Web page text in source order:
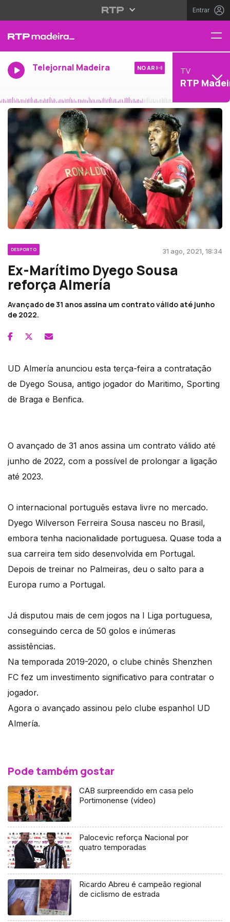
Entrar
Telejornal Madeira NO AR TV
RTP
DESPORTO 31 ago, 2021, 18:34
Ex-Marítimo Dyego Sousa
reforça Almería
Avançado de 31 anos assina um contrato válido até junho
de 2022.
UD Almería anunciou esta terça-feira a contratação
de Dyego Sousa, antigo jogador do Maritimo, Sporting
de Braga e Benfica.
O avançado de 31 anos assina um contrato válido até
junho de 2022, com a possível de prolongar a ligação
até 2023.
O internacional português estava livre no mercado.
Dyego Wilverson Ferreira Sousa nasceu no Brasil,
embora tenha nacionalidade portuguesa. Quase toda a
sua carreira tem sido desenvolvida em Portugal.
Depois de treinar no Palmeiras, deu o salto para a
Europa rumo a Portugal.
Já disputou mais de cem jogos na I Liga portuguesa,
conseguindo cerca de 50 golos e inúmeras
assistências.
Na temporada 2019-2020, o clube chinês Shenzhen
FC fez um investimento significativo para contratar o
jogador.
Agora o avançado assinou pelo clube espanhol UD
Almería.
Pode também gostar
CAB surpreendido em casa pelo
Portimonense (vídeo)
Palocevic reforça Nacional por
quatro temporadas
Ricardo Abreu é campeão regional
de ciclismo de estrada